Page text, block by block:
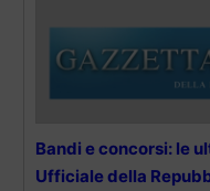
Bandi e concorsi: le
Ufficiale della